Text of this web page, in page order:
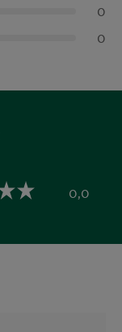
0
0
0,0